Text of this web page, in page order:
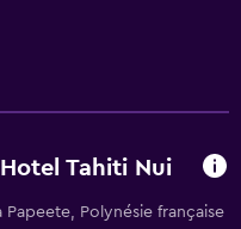
Tahiti Nui
Polynésie française